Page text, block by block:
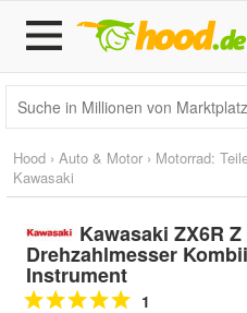
Hood › Auto & Motor › Motorrad:
Kawasaki
Kawasaki ZX6R
Drehzahlmesser
Instrument
1